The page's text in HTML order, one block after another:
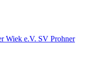
SV Prohner